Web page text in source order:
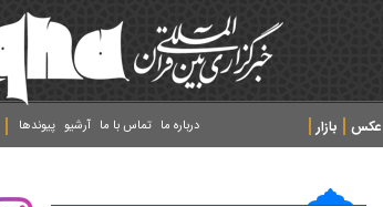
عکس
بازار
پیوندها آرشیو تماس با ما درباره ما